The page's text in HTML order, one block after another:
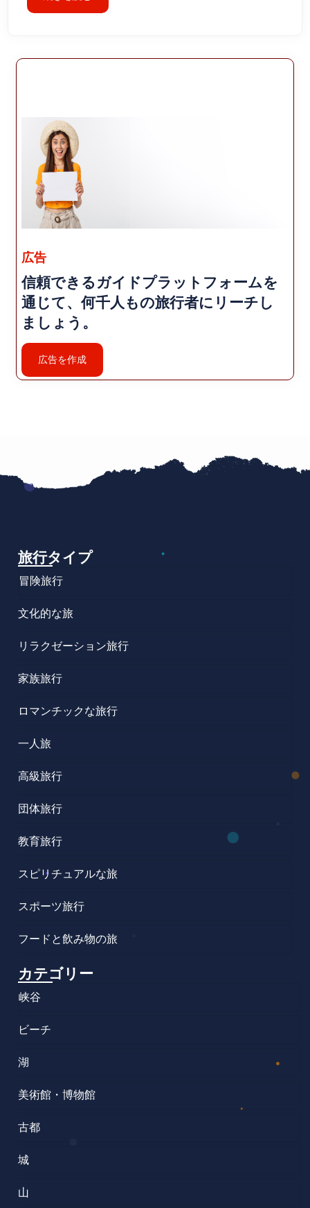
広告
信頼できるガイドプラットフォームを
通じて、何千人もの旅行者にリーチし
ましょう。
広告を作成
旅行タイプ
冒険旅行
文化的な旅
リラクゼーション旅行
家族旅行
ロマンチックな旅行
一人旅
高級旅行
団体旅行
教育旅行
スピリチュアルな旅
スポーツ旅行
フードと飲み物の旅
カテゴリー
峡谷
ビーチ
湖
美術館・博物館
古都
城
山